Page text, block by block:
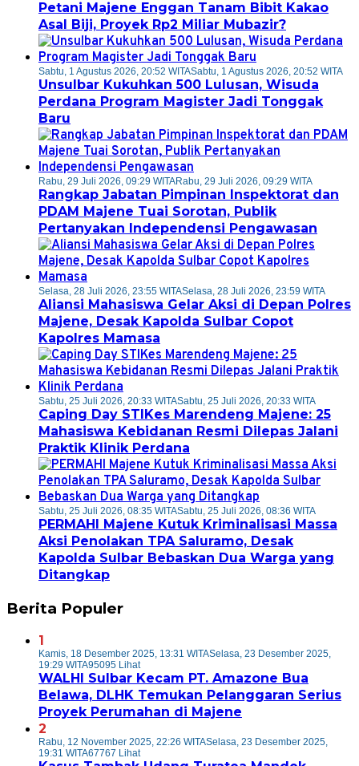
Petani Majene Enggan Tanam Bibit Kakao
Asal Biji, Proyek Rp2 Miliar Mubazir?
Sabtu, 1 Agustus 2026, 20:52 WITASabtu, 1 Agustus 2026, 20:52 WITA
Unsulbar Kukuhkan 500 Lulusan, Wisuda
Perdana Program Magister Jadi Tonggak
Baru
Rabu, 29 Juli 2026, 09:29 WITARabu, 29 Juli 2026, 09:29 WITA
Rangkap Jabatan Pimpinan Inspektorat dan
PDAM Majene Tuai Sorotan, Publik
Pertanyakan Independensi Pengawasan
Selasa, 28 Juli 2026, 23:55 WITASelasa, 28 Juli 2026, 23:59 WITA
Aliansi Mahasiswa Gelar Aksi di Depan Polres
Majene, Desak Kapolda Sulbar Copot
Kapolres Mamasa
Sabtu, 25 Juli 2026, 20:33 WITASabtu, 25 Juli 2026, 20:33 WITA
Caping Day STIKes Marendeng Majene: 25
Mahasiswa Kebidanan Resmi Dilepas Jalani
Praktik Klinik Perdana
Sabtu, 25 Juli 2026, 08:35 WITASabtu, 25 Juli 2026, 08:36 WITA
PERMAHI Majene Kutuk Kriminalisasi Massa
Aksi Penolakan TPA Saluramo, Desak
Kapolda Sulbar Bebaskan Dua Warga yang
Ditangkap
Berita Populer
1
Kamis, 18 Desember 2025, 13:31 WITASelasa, 23 Desember 2025,
19:29 WITA95095 Lihat
WALHI Sulbar Kecam PT. Amazone Bua
Belawa, DLHK Temukan Pelanggaran Serius
Proyek Perumahan di Majene
2
Rabu, 12 November 2025, 22:26 WITASelasa, 23 Desember 2025,
19:31 WITA67767 Lihat